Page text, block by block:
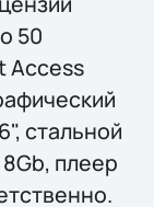
50
Access
стальной
8Gb, плеер